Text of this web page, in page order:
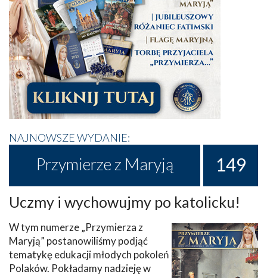
NAJNOWSZE WYDANIE:
Przymierze z Maryją 149
Uczmy i wychowujmy po katolicku!
W tym numerze „Przymierza z
Maryją” postanowiliśmy podjąć
tematykę edukacji młodych pokoleń
Polaków. Pokładamy nadzieję w